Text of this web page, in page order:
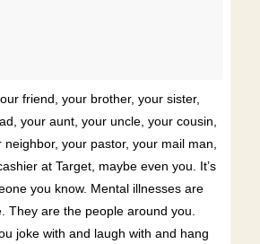
friend, your brother, your sister,
your aunt, your uncle, your cousin,
neighbor, your pastor, your mail man,
at Target, maybe even you. It’s
you know. Mental illnesses are
They are the people around you.
joke with and laugh with and hang